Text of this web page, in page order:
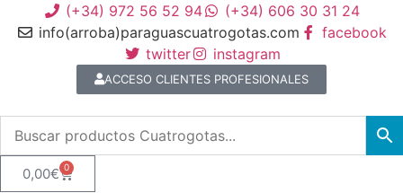
(+34) 972 56 52 94
(+34) 606 30 31 24
info(arroba)paraguascuatrogotas.com
facebook
twitter
instagram
ACCESO CLIENTES PROFESIONALES
0,00€ 0